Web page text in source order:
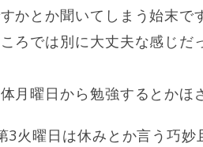
かとか聞いてしまう始末で
ろでは別に大丈夫な感じだ
月曜日から勉強するとかほ
火曜日は休みとか言う巧妙